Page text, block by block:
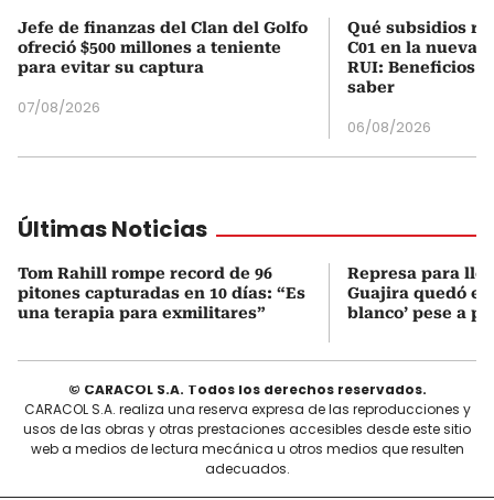
Jefe de finanzas del Clan del Golfo
ofreció $500 millones a teniente
para evitar su captura
07/08/2026
Qué subsidios
C01 en la nueva
RUI: Beneficios
saber
06/08/2026
Últimas Noticias
Tom Rahill rompe record de 96
pitones capturadas en 10 días: “Es
una terapia para exmilitares”
Represa para
Guajira quedó en
blanco’ pese a
© CARACOL S.A. Todos los derechos reservados.
CARACOL S.A. realiza una reserva expresa de las reproducciones y
usos de las obras y otras prestaciones accesibles desde este sitio
web a medios de lectura mecánica u otros medios que resulten
adecuados.